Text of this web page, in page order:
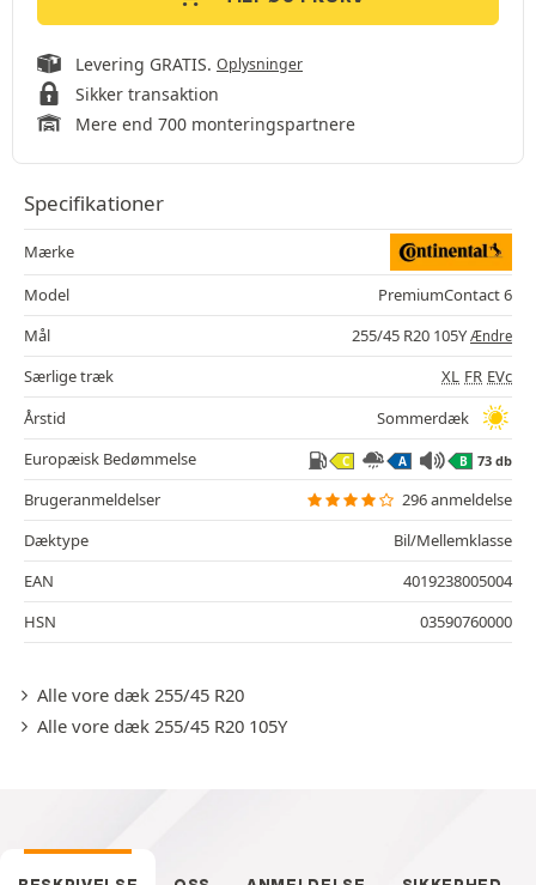
Levering GRATIS. Oplysninger
Sikker transaktion
Mere end 700 monteringspartnere
Specifikationer
Mærke
Model
PremiumContact 6
Mål
255/45 R20 105Y Ændre
Særlige træk XL FR EVc
Årstid
Sommerdæk
Europæisk Bedømmelse
C A B 73 db
Brugeranmeldelser
296 anmeldelse
Dæktype
Bil/Mellemklasse
EAN
4019238005004
HSN
03590760000
Alle vore dæk 255/45 R20
Alle vore dæk 255/45 R20 105Y